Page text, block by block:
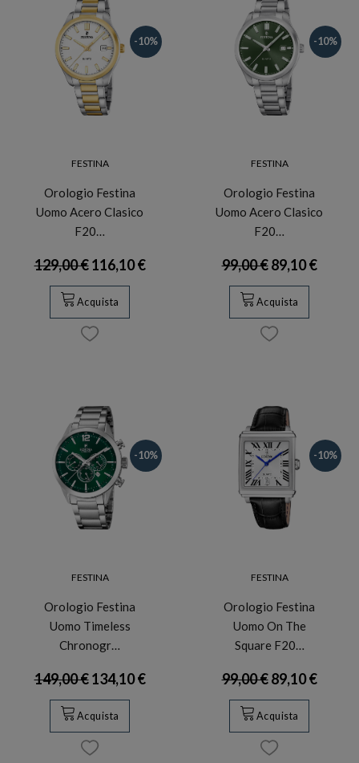
-10%
FESTINA
Orologio Festina
Uomo Acero Clasico
F20…
129,00 €116,10 €
Acquista
-10%
FESTINA
Orologio Festina
Uomo Acero Clasico
F20…
99,00 €89,10 €
Acquista
-10%
FESTINA
Orologio Festina
Uomo Timeless
Chronogr…
149,00 €134,10 €
Acquista
-10%
FESTINA
Orologio Festina
Uomo On The
Square F20…
99,00 €89,10 €
Acquista